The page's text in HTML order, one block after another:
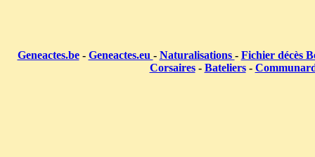
Geneactes.be- Geneactes.eu - Naturalisations - Fichier décès
Corsaires- Bateliers-